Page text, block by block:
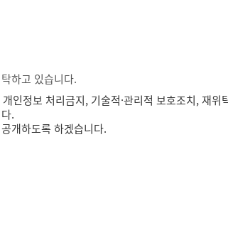
하고 있습니다.
정보 처리금지, 기술적·관리적 보호조치, 재
.
개하도록 하겠습니다.